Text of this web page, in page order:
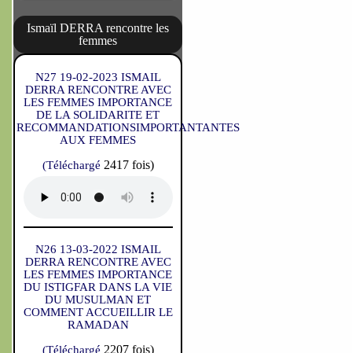
Ismaïl DERRA rencontre les
femmes
N27 19-02-2023 ISMAIL
DERRA RENCONTRE AVEC
LES FEMMES IMPORTANCE
DE LA SOLIDARITE ET
RECOMMANDATIONSIMPORTANTANTES
AUX FEMMES
(Téléchargé 2417 fois)
N26 13-03-2022 ISMAIL
DERRA RENCONTRE AVEC
LES FEMMES IMPORTANCE
DU ISTIGFAR DANS LA VIE
DU MUSULMAN ET
COMMENT ACCUEILLIR LE
RAMADAN
(Téléchargé 2207 fois)